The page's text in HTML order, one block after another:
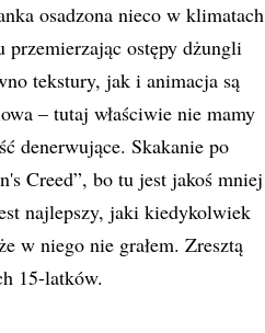
osadzona nieco w klimatach
przemierzając ostępy dżungli
tekstury, jak i animacja są
– tutaj właściwie nie mamy
denerwujące. Skakanie po
Creed”, bo tu jest jakoś mniej
najlepszy, jaki kiedykolwiek
w niego nie grałem. Zresztą
15-latków.